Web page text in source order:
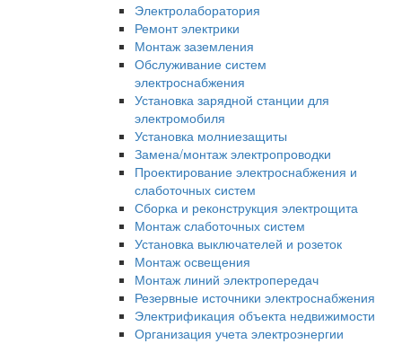
Электролаборатория
Ремонт электрики
Монтаж заземления
Обслуживание систем
электроснабжения
Установка зарядной станции для
электромобиля
Установка молниезащиты
Замена/монтаж электропроводки
Проектирование электроснабжения и
слаботочных систем
Сборка и реконструкция электрощита
Монтаж слаботочных систем
Установка выключателей и розеток
Монтаж освещения
Монтаж линий электропередач
Резервные источники электроснабжения
Электрификация объекта недвижимости
Организация учета электроэнергии